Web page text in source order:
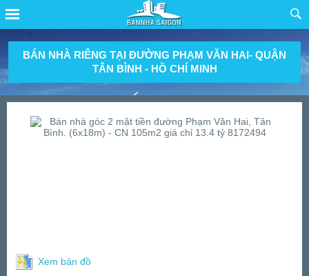
BÁN NHÀ RIÊNG TẠI ĐƯỜNG PHẠM VĂN HAI- QUẬN
TÂN BÌNH - HỒ CHÍ MINH
Xem bản đồ